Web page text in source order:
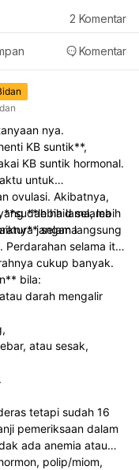
Komentar
2 Komentar
nya.
KB suntik**,
KB suntik hormonal.
untuk
ovulasi. Akibatnya,
**lebih lama, lebih
selama
**sudah haid selama
jangan langsung
selama itu
cukup banyak.
bila:
darah mengalir
atau sesak,
tetapi sudah 16
pemeriksaan dalam
ada anemia atau
polip/miom,